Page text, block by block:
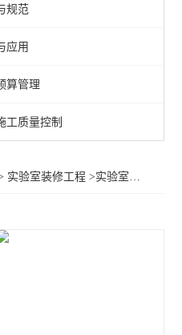
规范
应用
算管理
工质量控制
实验室装修工程 >实验室装饰设计